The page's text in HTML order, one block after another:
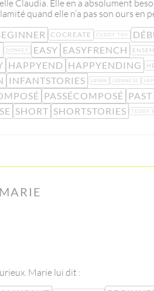
Claudia. Elle en a absolument
quand elle n’a pas son ours en
COCREATE CUDDY TOY
DONKEY EASY EASYFRENCH
HAPPYEND HAPPYENDING
INFANTSTORIES JAPAN JAPANESE
PASSÉCOMPOSÉ PAST
SHORT SHORTSTORIES TEDDY
Marie lui dit :